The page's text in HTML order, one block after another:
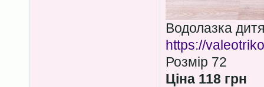
Водолазка
https://
Розмір 72
Ціна 118 грн